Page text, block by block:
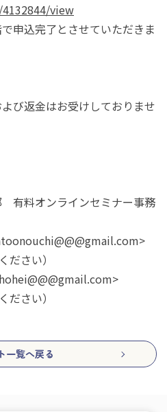
view
申込完了とさせていただきま
び返金はお受けしておりませ
料オンラインセミナー事務
ださい）
ださい）
一覧へ戻る